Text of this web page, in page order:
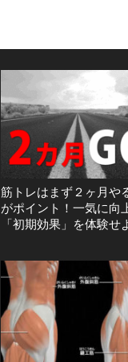
筋トレはまず２ヶ月や
がポイント！一気に向
「初期効果」を体験せ